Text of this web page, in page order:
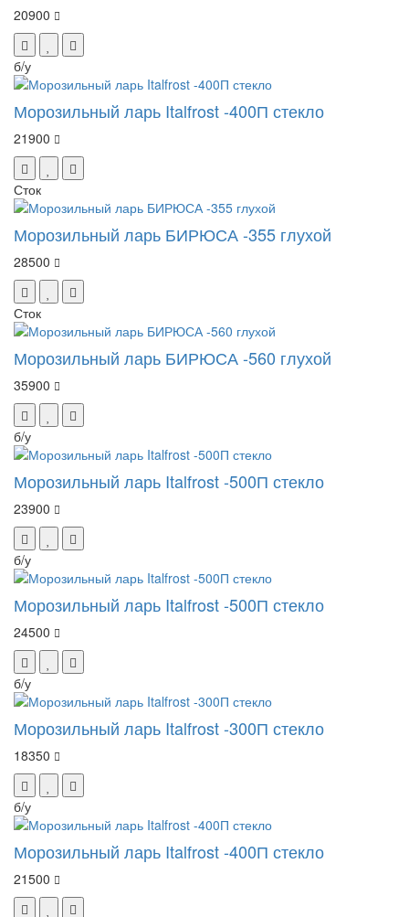
20900
б/у
Морозильный ларь Italfrost -400П стекло
21900
Сток
Морозильный ларь БИРЮСА -355 глухой
28500
Сток
Морозильный ларь БИРЮСА -560 глухой
35900
б/у
Морозильный ларь Italfrost -500П стекло
23900
б/у
Морозильный ларь Italfrost -500П стекло
24500
б/у
Морозильный ларь Italfrost -300П стекло
18350
б/у
Морозильный ларь Italfrost -400П стекло
21500